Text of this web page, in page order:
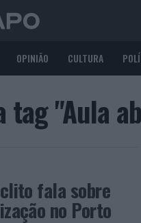
OPINIÃO CULTURA
tag "Aula
fala sobre
no Porto